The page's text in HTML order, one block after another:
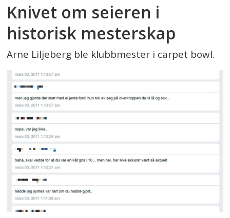
Knivet om seieren i
historisk mesterskap
Arne Liljeberg ble klubbmester i carpet bowl.